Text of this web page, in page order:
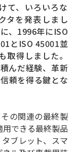
て、いろいろな
タを発表しまし
、1996年にISO
とISO 45001並
得しました。
んだ経験、革新
頼を得る鍵とな
の関連の最終製
できる最終製品
ブレット、スマ